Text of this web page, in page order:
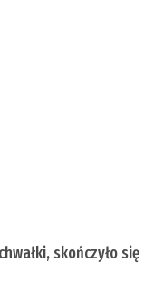
skończyło się